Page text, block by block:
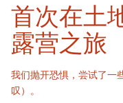
首次在土
露营之旅
我们抛开恐惧，尝试了
叹）。